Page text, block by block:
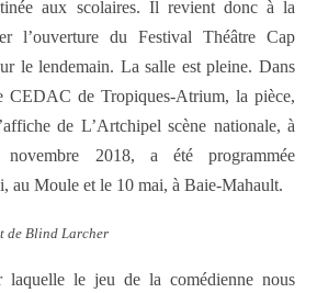
aux scolaires. Il revient donc à la
l’ouverture du Festival Théâtre Cap
le lendemain. La salle est pleine. Dans
CEDAC de Tropiques-Atrium, la pièce,
de L’Artchipel scène nationale, à
2018, a été programmée
au Moule et le 10 mai, à Baie-Mahault.
de Blind Larcher
laquelle le jeu de la comédienne nous